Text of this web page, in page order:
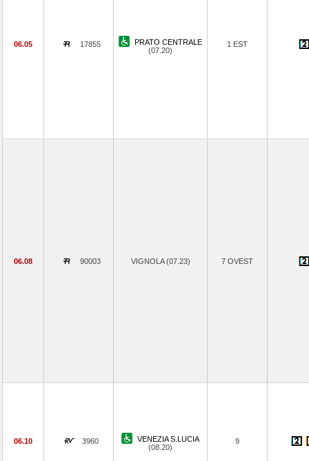
06.05 17855
PRATO CENTRALE
(07.20)
1 EST
06.08 90003 VIGNOLA (07.23) 7 OVEST
06.10 3960
VENEZIA S.LUCIA
(08.20)
9